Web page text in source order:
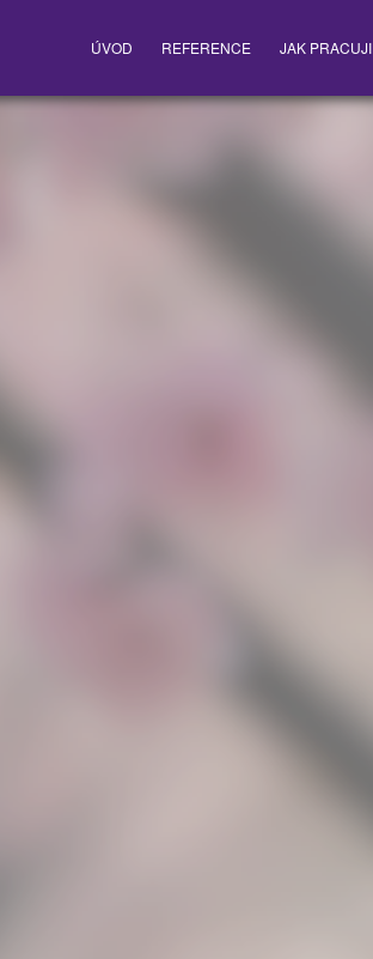
ÚVOD REFERENCE JAK PRACUJI